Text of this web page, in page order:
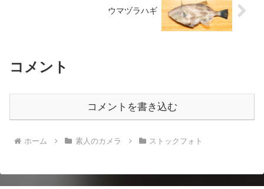
ウマヅラハギ
コメント
コメントを書き込む
ホーム 素人のカメラ ストックフォト